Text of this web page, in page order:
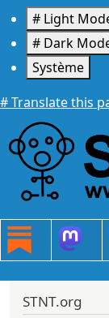
Aller au contenu
# Light
# Dark
Système
# Translate this
STNT.org